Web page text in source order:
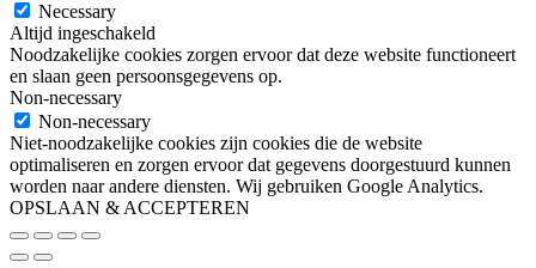
Necessary
Altijd ingeschakeld
Noodzakelijke cookies zorgen ervoor dat deze website functioneert
en slaan geen persoonsgegevens op.
Non-necessary
Non-necessary
Niet-noodzakelijke cookies zijn cookies die de website
optimaliseren en zorgen ervoor dat gegevens doorgestuurd kunnen
worden naar andere diensten. Wij gebruiken Google Analytics.
OPSLAAN & ACCEPTEREN